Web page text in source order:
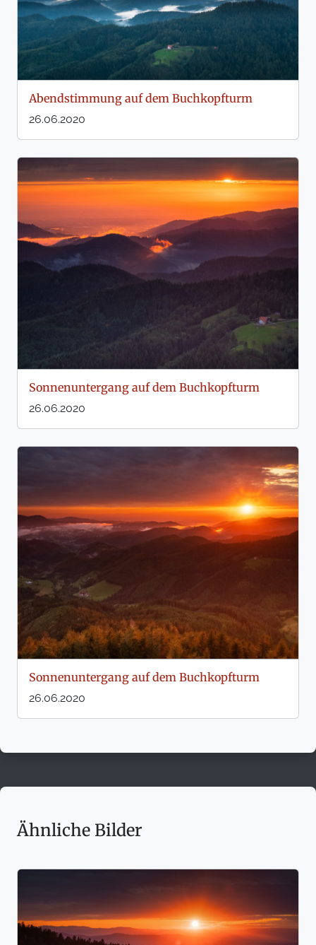
Abendstimmung auf dem Buchkopfturm
26.06.2020
Sonnenuntergang auf dem Buchkopfturm
26.06.2020
Sonnenuntergang auf dem Buchkopfturm
26.06.2020
Ähnliche Bilder